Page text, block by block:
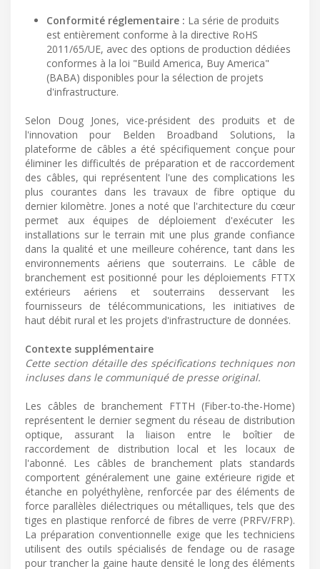
Conformité réglementaire : La série de produits
est entièrement conforme à la directive RoHS
2011/65/UE, avec des options de production dédiées
conformes à la loi "Build America, Buy America"
(BABA) disponibles pour la sélection de projets
d'infrastructure.
Selon Doug Jones, vice-président des produits et de
l'innovation pour Belden Broadband Solutions, la
plateforme de câbles a été spécifiquement conçue pour
éliminer les difficultés de préparation et de raccordement
des câbles, qui représentent l'une des complications les
plus courantes dans les travaux de fibre optique du
dernier kilomètre. Jones a noté que l'architecture du cœur
permet aux équipes de déploiement d'exécuter les
installations sur le terrain mit une plus grande confiance
dans la qualité et une meilleure cohérence, tant dans les
environnements aériens que souterrains. Le câble de
branchement est positionné pour les déploiements FTTX
extérieurs aériens et souterrains desservant les
fournisseurs de télécommunications, les initiatives de
haut débit rural et les projets d'infrastructure de données.
Contexte supplémentaire
Cette section détaille des spécifications techniques non
incluses dans le communiqué de presse original.
Les câbles de branchement FTTH (Fiber-to-the-Home)
représentent le dernier segment du réseau de distribution
optique, assurant la liaison entre le boîtier de
raccordement de distribution local et les locaux de
l'abonné. Les câbles de branchement plats standards
comportent généralement une gaine extérieure rigide et
étanche en polyéthylène, renforcée par des éléments de
force parallèles diélectriques ou métalliques, tels que des
tiges en plastique renforcé de fibres de verre (PRFV/FRP).
La préparation conventionnelle exige que les techniciens
utilisent des outils spécialisés de fendage ou de rasage
pour trancher la gaine haute densité le long des éléments